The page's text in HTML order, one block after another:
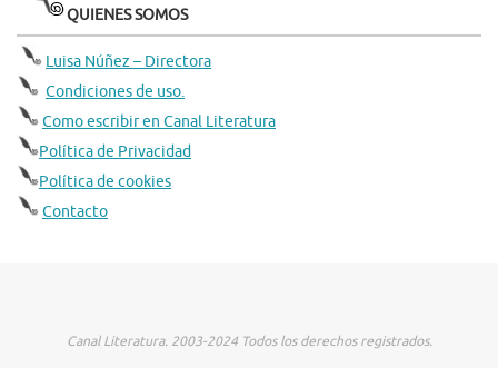
QUIENES SOMOS
Luisa Núñez – Directora
Condiciones de uso.
Como escribir en Canal Literatura
Política de Privacidad
Política de cookies
Contacto
Canal Literatura. 2003-2024 Todos los derechos registrados.